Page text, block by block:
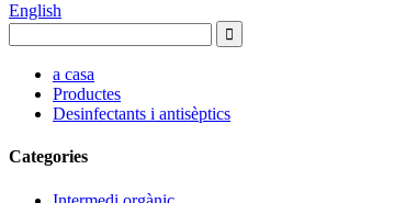
English
a casa
Productes
Desinfectants i antisèptics
Categories